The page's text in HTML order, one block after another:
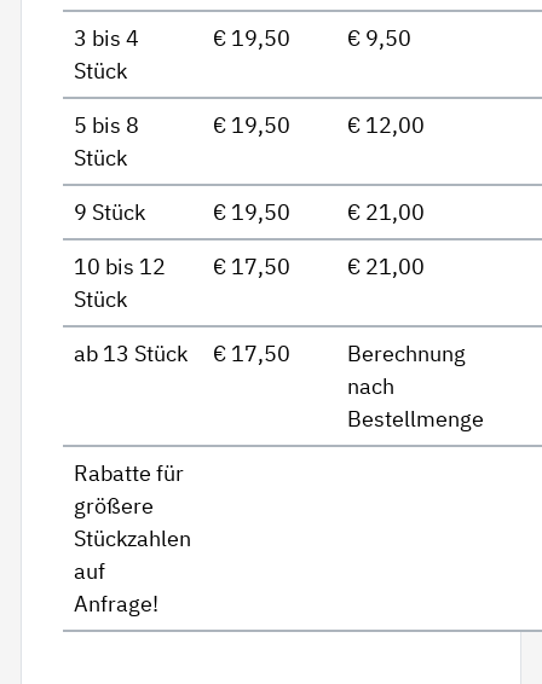
3 bis 4
Stück
€ 19,50 € 9,50
5 bis 8
Stück
€ 19,50 € 12,00
9 Stück € 19,50
€ 21,00
10 bis 12
Stück
€ 17,50 € 21,00
ab 13 Stück € 17,50
Berechnung
nach
Bestellmenge
Rabatte für
größere
Stückzahlen
auf
Anfrage!